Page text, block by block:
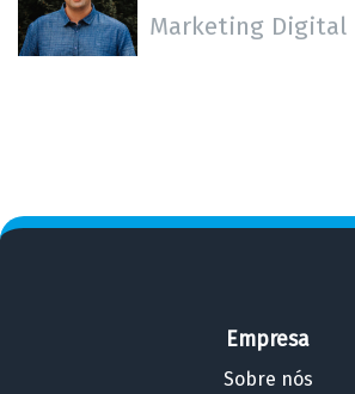
Marketing Digital
Empresa
Sobre nós